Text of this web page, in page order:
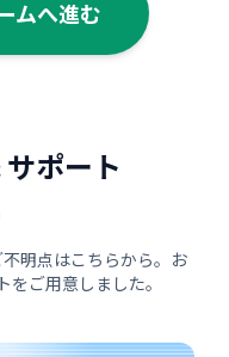
ムへ進む
ポート
明点はこちらから。お
ご用意しました。